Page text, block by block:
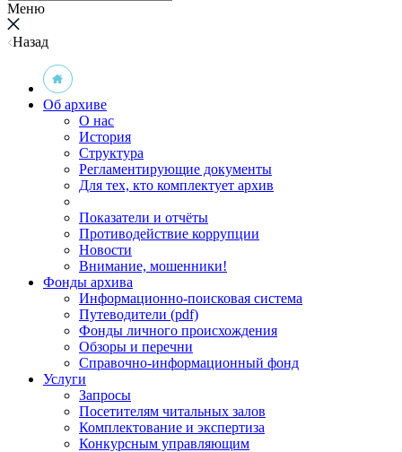
Меню
Назад
Об архиве
О нас
История
Структура
Регламентирующие документы
Для тех, кто комплектует архив
Показатели и отчёты
Противодействие коррупции
Новости
Внимание, мошенники!
Фонды архива
Информационно-поисковая система
Путеводители (pdf)
Фонды личного происхождения
Обзоры и перечни
Справочно-информационный фонд
Услуги
Запросы
Посетителям читальных залов
Комплектование и экспертиза
Конкурсным управляющим